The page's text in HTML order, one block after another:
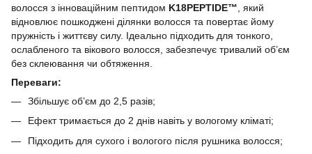
волосся з інноваційним пептидом K18PEPTIDE™ , який
відновлює пошкоджені ділянки волосся та повертає йому
пружність і життєву силу. Ідеально підходить для тонкого,
ослабленого та вікового волосся, забезпечує тривалий об’єм
без склеювання чи обтяження.
Переваги:
Збільшує об’єм до 2,5 разів;
Ефект тримається до 2 днів навіть у вологому кліматі;
Підходить для сухого і вологого після рушника волосся;